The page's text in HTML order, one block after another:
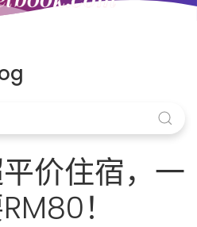
价住宿，一
！